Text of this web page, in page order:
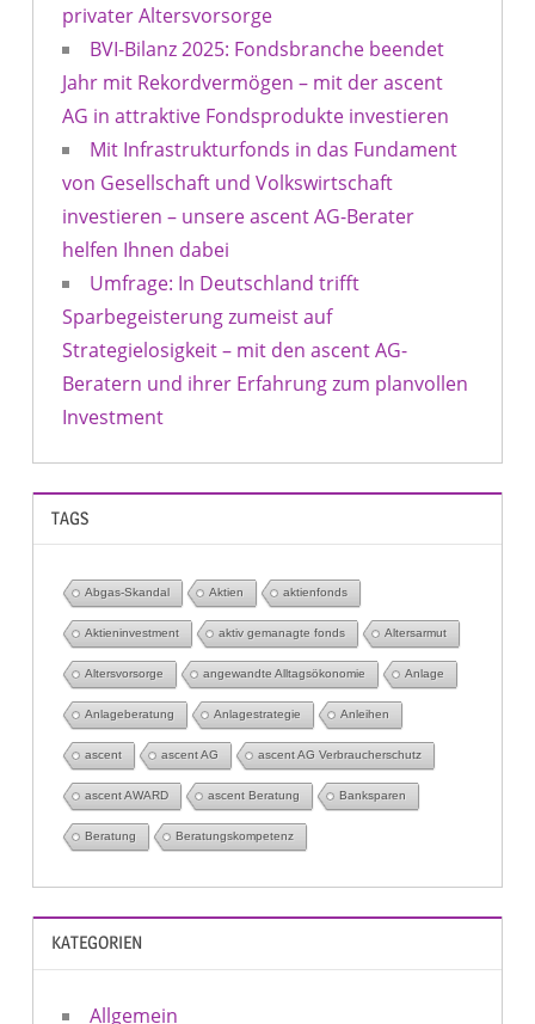
privater Altersvorsorge
BVI-Bilanz 2025: Fondsbranche beendet
Jahr mit Rekordvermögen – mit der ascent
AG in attraktive Fondsprodukte investieren
Mit Infrastrukturfonds in das Fundament
von Gesellschaft und Volkswirtschaft
investieren – unsere ascent AG-Berater
helfen Ihnen dabei
Umfrage: In Deutschland trifft
Sparbegeisterung zumeist auf
Strategielosigkeit – mit den ascent AG-
Beratern und ihrer Erfahrung zum planvollen
Investment
TAGS
Abgas-Skandal Aktien aktienfonds
Aktieninvestment aktiv gemanagte fonds Altersarmut
Altersvorsorge angewandte Alltagsökonomie Anlage
Anlageberatung Anlagestrategie Anleihen
ascent ascent AG ascent AG Verbraucherschutz
ascent AWARD ascent Beratung Banksparen
Beratung Beratungskompetenz
KATEGORIEN
Allgemein